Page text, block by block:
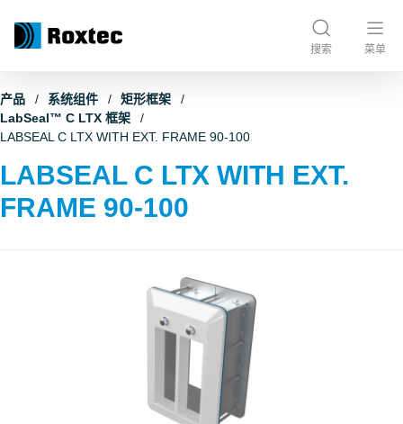
搜索 菜单
产品 系统组件
矩形框架
LabSeal™ C LTX 框架
LABSEAL C LTX WITH EXT. FRAME 90-100
LABSEAL C LTX WITH EXT.
FRAME 90-100